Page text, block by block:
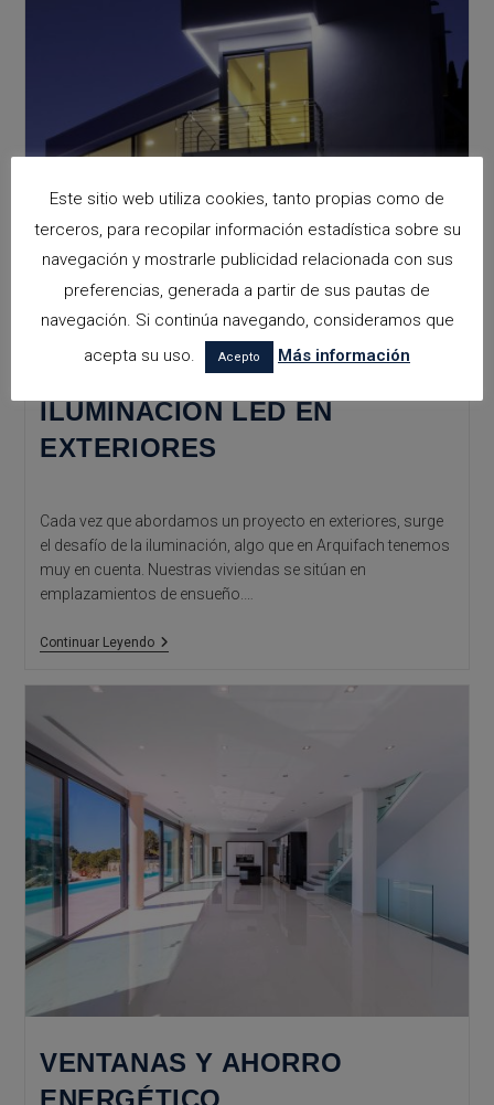
ILUMINACIÓN LED EN
EXTERIORES
Cada vez que abordamos un proyecto en exteriores, surge
el desafío de la iluminación, algo que en Arquifach tenemos
muy en cuenta. Nuestras viviendas se sitúan en
emplazamientos de ensueño.…
Continuar LeyendoIluminación
Exteriores
VENTANAS Y AHORRO
Este sitio web utiliza cookies, tanto propias como de
terceros, para recopilar información estadística sobre su
navegación y mostrarle publicidad relacionada con sus
preferencias, generada a partir de sus pautas de
navegación. Si continúa navegando, consideramos que
acepta su uso.
Acepto Más información